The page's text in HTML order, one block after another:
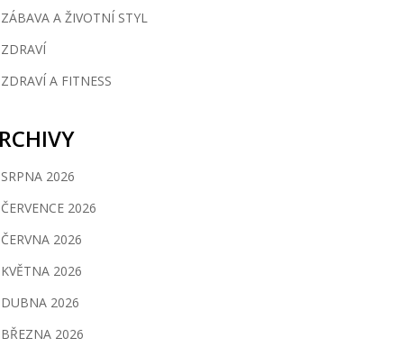
ZÁBAVA A ŽIVOTNÍ STYL
ZDRAVÍ
ZDRAVÍ A FITNESS
SRPNA 2026
ČERVENCE 2026
ČERVNA 2026
KVĚTNA 2026
DUBNA 2026
BŘEZNA 2026